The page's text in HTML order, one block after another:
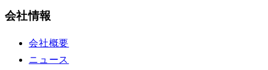
会社情報
会社概要
ニュース